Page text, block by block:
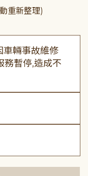
重新整理)
車輛事故維修
暫停,造成不